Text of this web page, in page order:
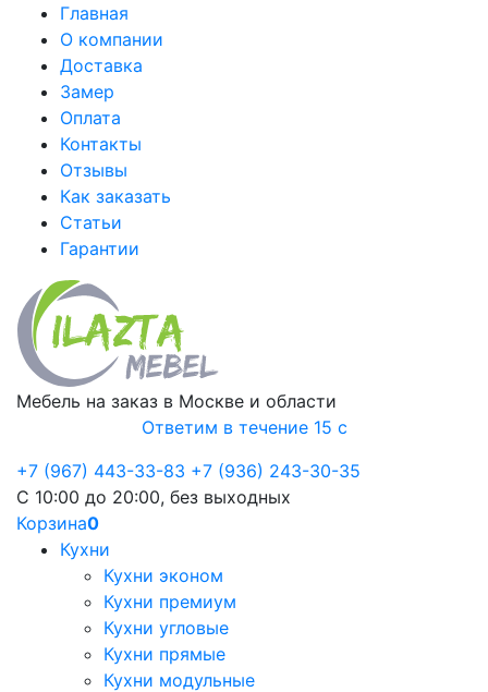
Главная
О компании
Доставка
Замер
Оплата
Контакты
Отзывы
Как заказать
Статьи
Гарантии
Мебель на заказ в Москве и области
Ответим в течение 15 с
+7 (967) 443-33-83 +7 (936) 243-30-35
С 10:00 до 20:00, без выходных
Корзина0
Кухни
Кухни эконом
Кухни премиум
Кухни угловые
Кухни прямые
Кухни модульные